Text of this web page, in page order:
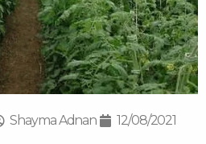
Shayma Adnan 12/08/2021